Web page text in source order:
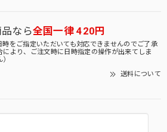
なら全国一律 420円
をご指定いただいても対応できませんのでご了承
により、ご注文時に日時指定の操作が出来てしま
送料について